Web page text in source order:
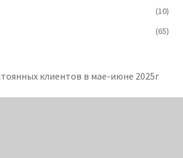
(10)
(65)
клиентов в мае-июне 2025г